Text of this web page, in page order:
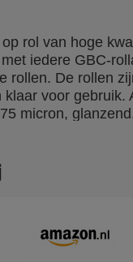
rol van hoge
iedere GBC-
rollen. De rollen
klaar voor gebruik.
micron,